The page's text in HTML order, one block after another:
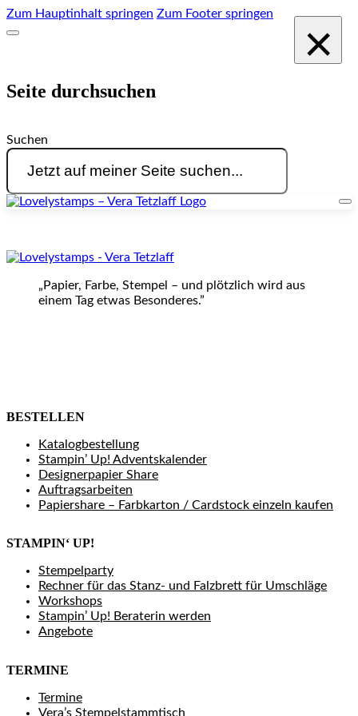
Zum Hauptinhalt springen Zum Footer springen
Seite durchsuchen
Suchen
×
„Papier, Farbe, Stempel – und plötzlich wird aus
einem Tag etwas Besonderes.”
BESTELLEN
Katalogbestellung
Stampin’ Up! Adventskalender
Designerpapier Share
Auftragsarbeiten
Papiershare – Farbkarton / Cardstock einzeln kaufen
STAMPIN‘ UP!
Stempelparty
Rechner für das Stanz- und Falzbrett für Umschläge
Workshops
Stampin’ Up! Beraterin werden
Angebote
TERMINE
Termine
Vera’s Stempelstammtisch